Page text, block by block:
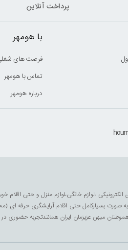
پرداخت آنلاین
با هومهر
فرصت های
تماس با هومهر
درباره هومهر
الکترونیکی ،لوازم خانگی،لوازم منزل و حتی اقلام
صورت بسیارکامل حتی اقلام آرایشگری حرفه ای
میهن عزیزمان ایران همانندتجربه حضوری در